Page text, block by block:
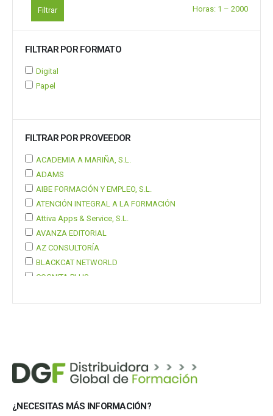
Filtrar Horas: 1 – 2000
FILTRAR POR FORMATO
Digital
Papel
FILTRAR POR PROVEEDOR
ACADEMIA A MARIÑA, S.L.
ADAMS
AIBE FORMACIÓN Y EMPLEO, S.L.
ATENCIÓN INTEGRAL A LA FORMACIÓN
Attiva Apps & Service, S.L.
AVANZA EDITORIAL
AZ CONSULTORÍA
BLACKCAT NETWORLD
COGNITA PLUS
Mostrar 37 más
¿NECESITAS MÁS INFORMACIÓN?